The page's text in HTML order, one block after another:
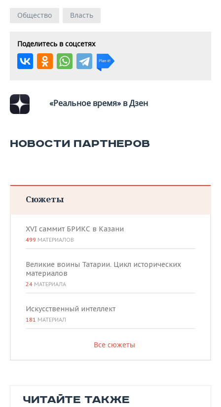
Общество Власть
Поделитесь в соцсетях
«Реальное время» в Дзен
НОВОСТИ ПАРТНЕРОВ
Сюжеты
XVI саммит БРИКС в Казани
499 МАТЕРИАЛОВ
Великие воины Татарии. Цикл исторических
материалов
24 МАТЕРИАЛА
Искусственный интеллект
181 МАТЕРИАЛ
Все сюжеты
ЧИТАЙТЕ ТАКЖЕ